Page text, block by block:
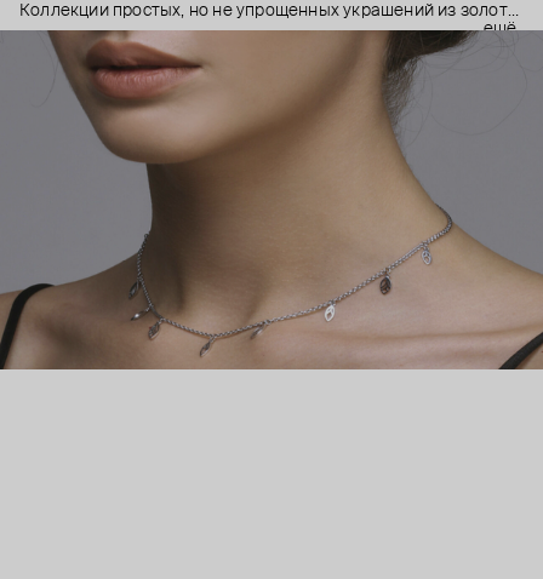
Коллекции простых, но не упрощенных украшений из золота
и серебра с полудрагоценными камнями авторской
асимметричной огранки. Все модели выполняются вручную:
каждая деталь прорезается ювелиром из грубого куска
металла, постепенно обретая свои изящные очертания.
ещё